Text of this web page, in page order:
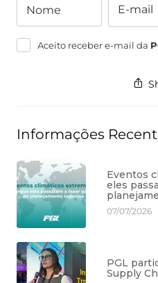
Nome
Nome E-mail
Aceito receber e-mail da
Informações
Eventos
eles
07/07/2026
PGL
Supply